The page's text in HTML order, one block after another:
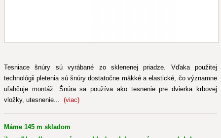
Tesniace šnúry sú vyrábané zo sklenenej priadze. Vďaka použitej
technológii pletenia sú šnúry dostatočne mäkké a elastické, čo významne
uľahčuje montáž. Šnúra sa používa ako tesnenie pre dvierka krbovej
vložky, utesnenie... (viac)
Máme 145 m skladom